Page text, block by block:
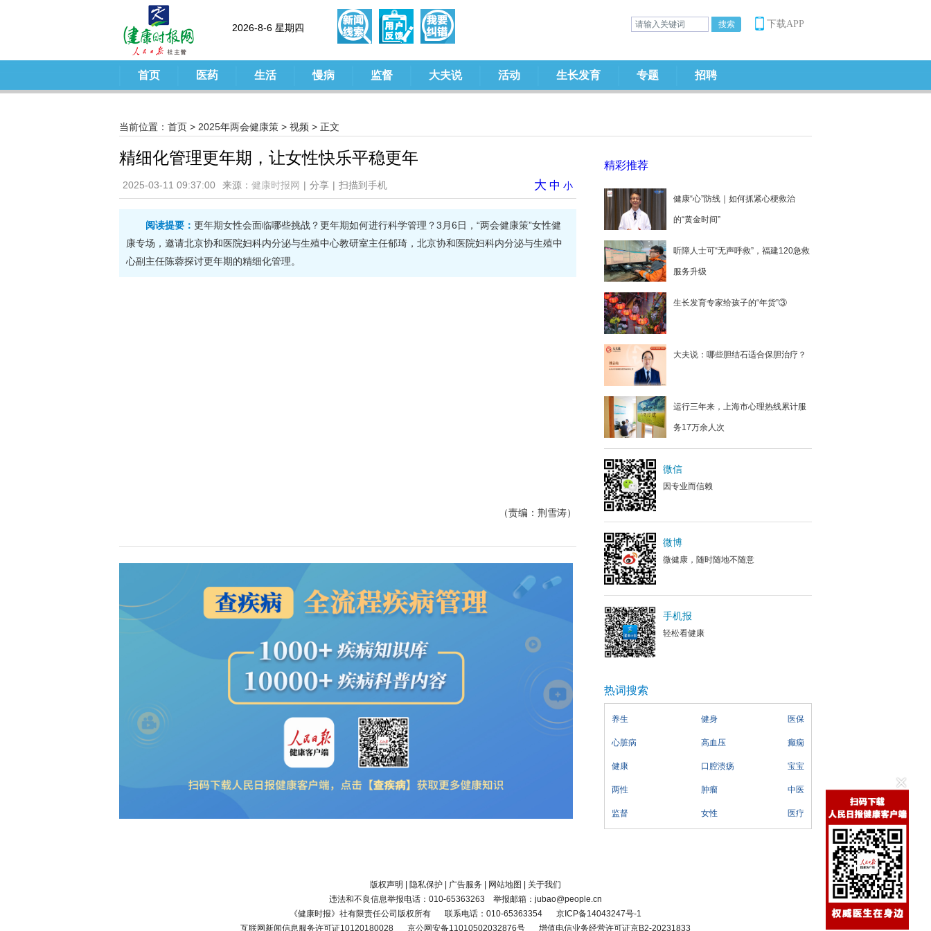
2026-8-6 星期四 下载APP
首页 医药 生活 慢病 监督 大夫说 活动 生长发育 专题 招聘
当前位置： 首页 > 2025年两会健康策 > 视频 > 正文
精细化管理更年期，让女性快乐平稳更年
2025-03-11 09:37:00 来源： 健康时报网 | 分享 | 扫描到手机 大 中 小
阅读提要： 更年期女性会面临哪些挑战？更年期如何进行科学管理？3月6日，“两会健康策”女性健
康专场，邀请北京协和医院妇科内分泌与生殖中心教研室主任郁琦，北京协和医院妇科内分泌与生殖中
心副主任陈蓉探讨更年期的精细化管理。
（责编：荆雪涛）
精彩推荐
健康“心”防线｜如何抓紧心梗救治
的“黄金时间”
听障人士可“无声呼救”，福建120急救
服务升级
生长发育专家给孩子的“年货”③
大夫说：哪些胆结石适合保胆治疗？
运行三年来，上海市心理热线累计服
务17万余人次
微信
因专业而信赖
微博
微健康，随时随地不随意
手机报
轻松看健康
热词搜索
养生 健身 医保
心脏病 高血压 癫痫
健康 口腔溃疡 宝宝
两性 肿瘤 中医
监督 女性 医疗
版权声明 隐私保护 广告服务 网站地图
关于我们
违法和不良信息举报电话：010-65363263 举报邮箱：jubao@people.cn
《健康时报》社有限责任公司版权所有
联系电话：010-65363354
京ICP备14043247号-1
互联网新闻信息服务许可证10120180028
京公网安备11010502032876号 增值电信业务经营许可证京B2-20231833